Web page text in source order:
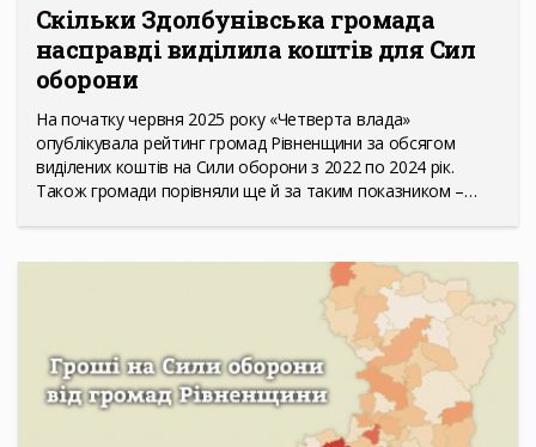
Скільки Здолбунівська громада
насправді виділила коштів для Сил
оборони
На початку червня 2025 року «Четверта влада»
опублікувала рейтинг громад Рівненщини за обсягом
виділених коштів на Сили оборони з 2022 по 2024 рік.
Також громади порівняли ще й за таким показником –…